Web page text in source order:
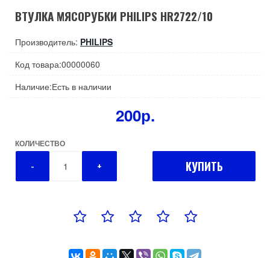
ВТУЛКА МЯСОРУБКИ PHILIPS HR2722/10
Производитель: PHILIPS
Код товара:00000060
Наличие:Есть в наличии
200р.
КОЛИЧЕСТВО
- + КУПИТЬ